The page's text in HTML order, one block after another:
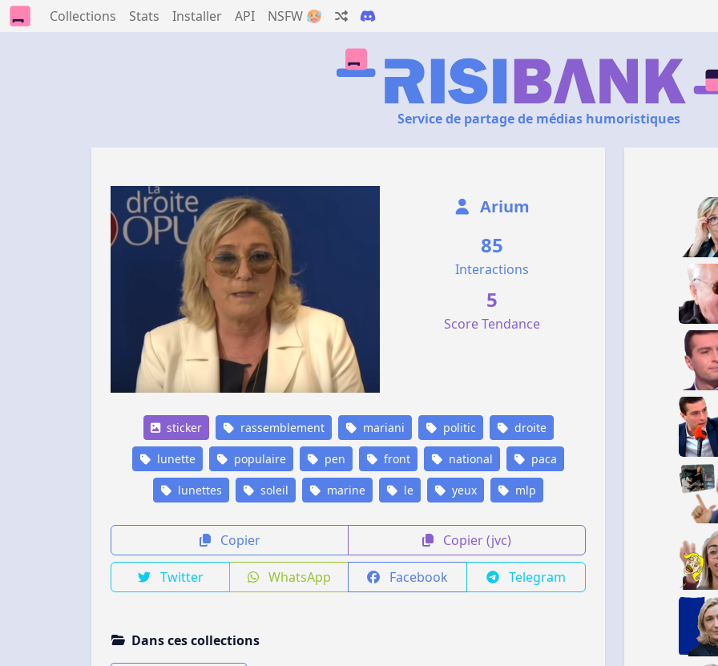
Collections Stats Installer API NSFW 🥵
Service de partage de médias humoristiques
Arium
85
Interactions
5
Score Tendance
sticker rassemblement mariani politic droite
lunette populaire pen front national paca
lunettes soleil marine le yeux mlp
Copier Copier (jvc)
Twitter WhatsApp Facebook Telegram
Dans ces collections